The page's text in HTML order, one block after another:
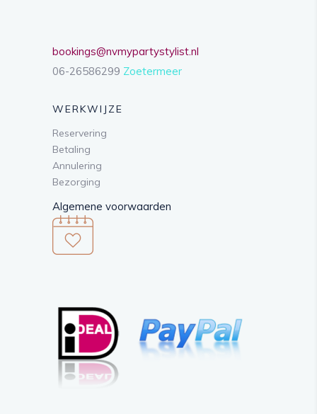
bookings@nvmypartystylist.nl
06-26586299 Zoetermeer
WERKWIJZE
Reservering
Betaling
Annulering
Bezorging
Algemene voorwaarden